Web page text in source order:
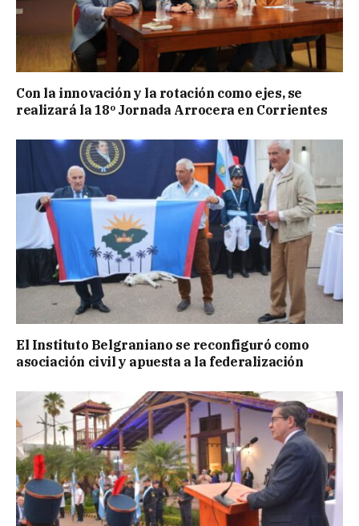
Con la innovación y la rotación como ejes, se
realizará la 18º Jornada Arrocera en Corrientes
El Instituto Belgraniano se reconfiguró como
asociación civil y apuesta a la federalización